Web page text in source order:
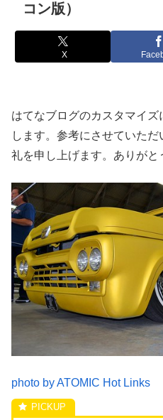
コン版）
X
はてなブログのカスタマイ
します。参考にさせていた
礼を申し上げます。ありがと
photo by ATOMIC Hot Links